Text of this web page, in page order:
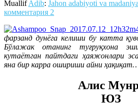
MuallifAdib: Jahon adabiyoti va
комментария 2
фарзанд дунёга келиши бу катта
Бўлажак отанинг туғруқхона
кутаётган пайтдаги ҳаяжонлари
яна бир карра ошириши айни
Алис
ЮЗ